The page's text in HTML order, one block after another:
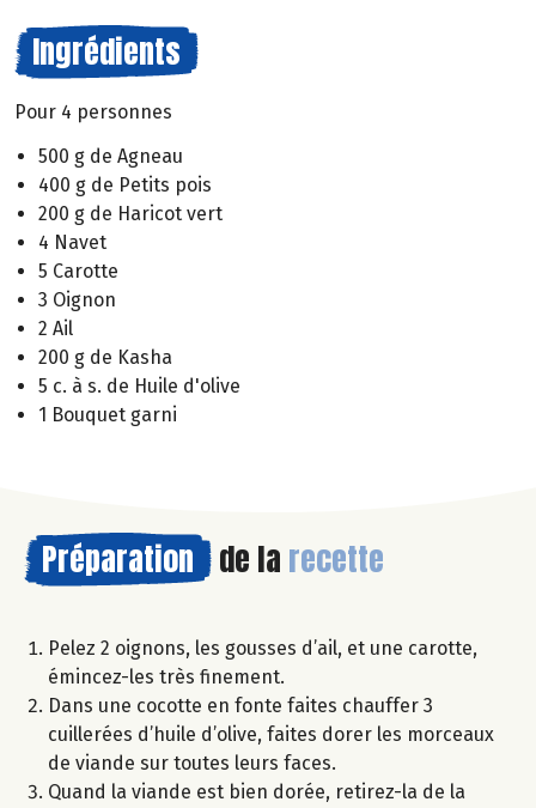
Ingrédients
Pour 4 personnes
500 g de Agneau
400 g de Petits pois
200 g de Haricot vert
4 Navet
5 Carotte
3 Oignon
2 Ail
200 g de Kasha
5 c. à s. de Huile d'olive
1 Bouquet garni
Préparation de la recette
Pelez 2 oignons, les gousses d’ail, et une carotte,
émincez-les très finement.
Dans une cocotte en fonte faites chauffer 3
cuillerées d’huile d’olive, faites dorer les morceaux
de viande sur toutes leurs faces.
Quand la viande est bien dorée, retirez-la de la